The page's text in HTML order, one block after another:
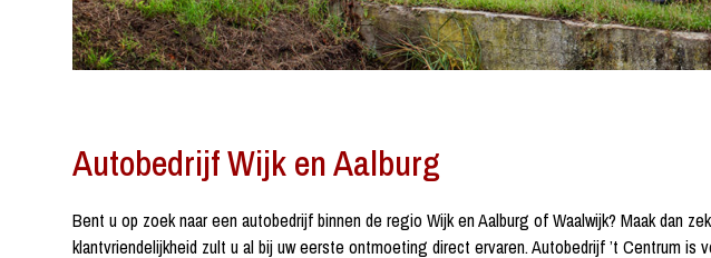
Autobedrijf Wijk en Aalburg
Bent u op zoek naar een autobedrijf binnen de regio Wijk en Aalburg of Waalwijk? Maak dan
klantvriendelijkheid zult u al bij uw eerste ontmoeting direct ervaren. Autobedrijf ’t Centrum